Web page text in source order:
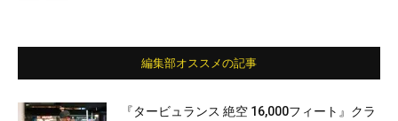
編集部オススメの記事
『タービュランス 絶空 16,000フィート』クラ